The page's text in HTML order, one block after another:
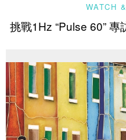
WATCH
挑戰1Hz “Pulse 60”